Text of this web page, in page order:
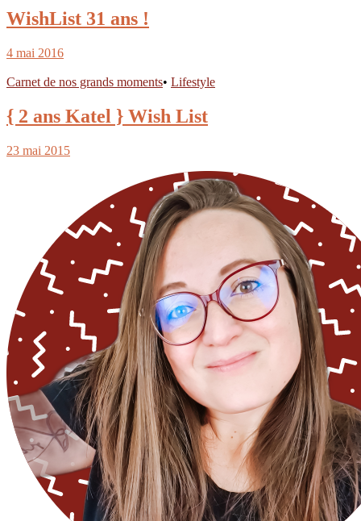
WishList 31 ans !
4 mai 2016
Carnet de nos grands moments• Lifestyle
{ 2 ans Katel } Wish List
23 mai 2015